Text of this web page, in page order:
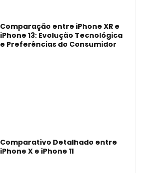
Comparação entre iPhone XR e
iPhone 13: Evolução Tecnológica
e Preferências do Consumidor
Comparativo Detalhado entre
iPhone X e iPhone 11